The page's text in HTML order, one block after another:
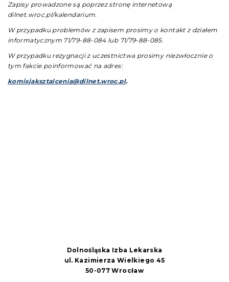
Zapisy prowadzone są poprzez stronę internetową
dilnet.wroc.pl/kalendarium.
W przypadku problemów z zapisem prosimy o kontakt z działem
informatycznym 71/79-88-084 lub 71/79-88-085.
W przypadku rezygnacji z uczestnictwa prosimy niezwłocznie o
tym fakcie poinformować na adres:
komisjaksztalcenia@dilnet.wroc.pl.
Dolnośląska Izba Lekarska
ul. Kazimierza Wielkiego 45
50-077 Wrocław